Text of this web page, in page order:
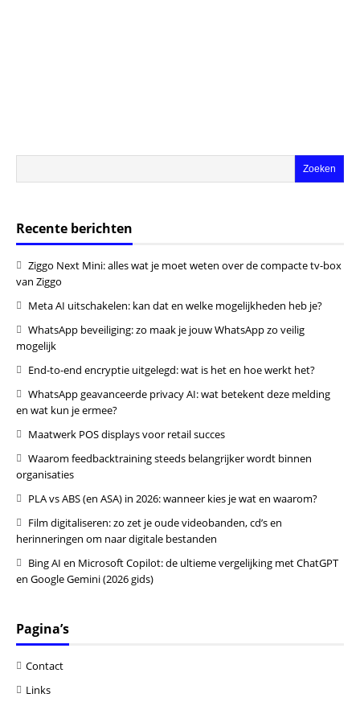
Recente berichten
Ziggo Next Mini: alles wat je moet weten over de compacte tv-box
van Ziggo
Meta AI uitschakelen: kan dat en welke mogelijkheden heb je?
WhatsApp beveiliging: zo maak je jouw WhatsApp zo veilig
mogelijk
End-to-end encryptie uitgelegd: wat is het en hoe werkt het?
WhatsApp geavanceerde privacy AI: wat betekent deze melding
en wat kun je ermee?
Maatwerk POS displays voor retail succes
Waarom feedbacktraining steeds belangrijker wordt binnen
organisaties
PLA vs ABS (en ASA) in 2026: wanneer kies je wat en waarom?
Film digitaliseren: zo zet je oude videobanden, cd’s en
herinneringen om naar digitale bestanden
Bing AI en Microsoft Copilot: de ultieme vergelijking met ChatGPT
en Google Gemini (2026 gids)
Pagina’s
Contact
Links